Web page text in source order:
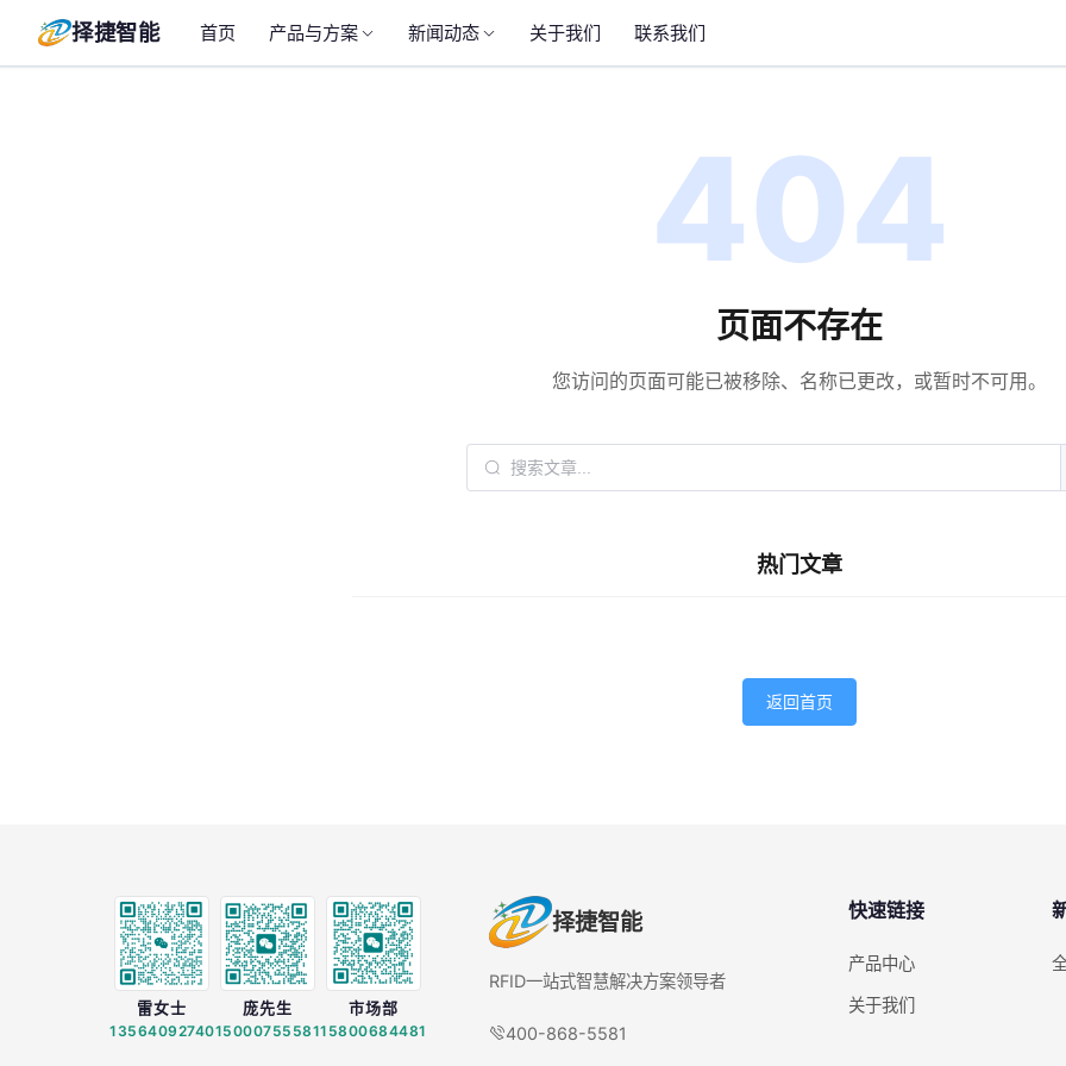
择捷智能 首页 产品与方案 新闻动态 关于我们 联系我们
404
页面不存在
您访问的页面可能已被移除、名称已更改，或暂时不可用。
热门文章
返回首页
雷女士
13564092740
庞先生
15000755581
市场部
15800684481
择捷智能
RFID一站式智慧解决方案领导者
400-868-5581
快速链接
产品中心
关于我们